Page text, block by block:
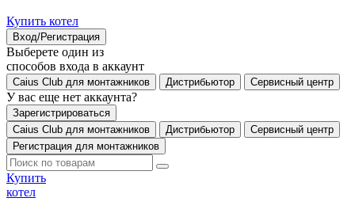
Купить котел
Вход/Регистрация
Выберете один из
способов входа в аккаунт
Caius Club для монтажников Дистрибьютор Сервисный центр
У вас еще нет аккаунта?
Зарегистрироваться
Caius Club для монтажников
Дистрибьютор
Сервисный центр
Регистрация для монтажников
Купить
котел